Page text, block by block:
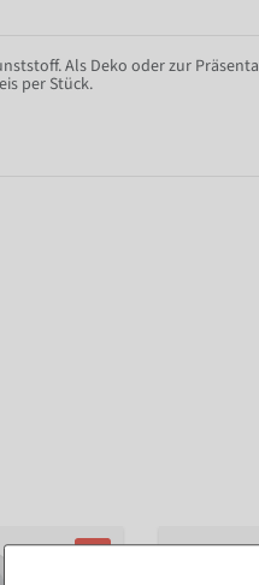
Als Deko oder zur
per Stück.
%